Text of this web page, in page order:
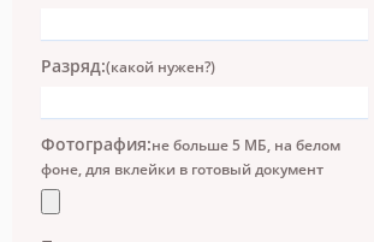
Разряд:(какой нужен?)
Фотография:не больше 5 МБ, на белом
фоне, для вклейки в готовый документ